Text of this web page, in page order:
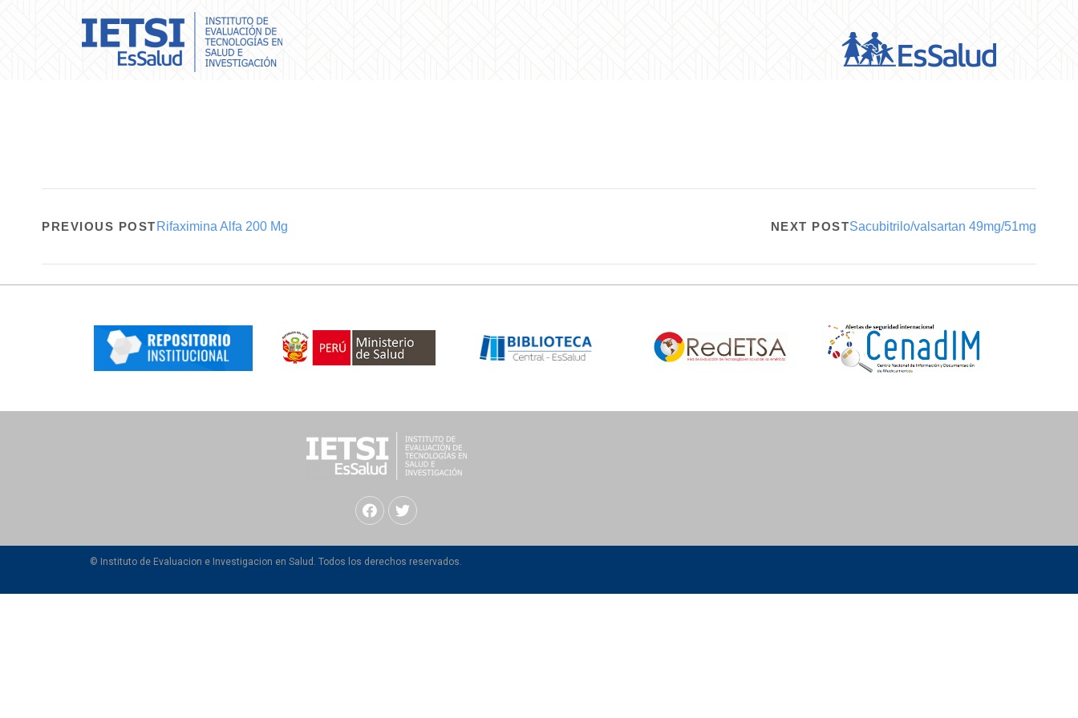
PREVIOUS POST Rifaximina Alfa 200 Mg NEXT POSTSacubitrilo/valsartan 49mg/51mg
© Instituto de Evaluacion e Investigacion en Salud. Todos los derechos reservados.